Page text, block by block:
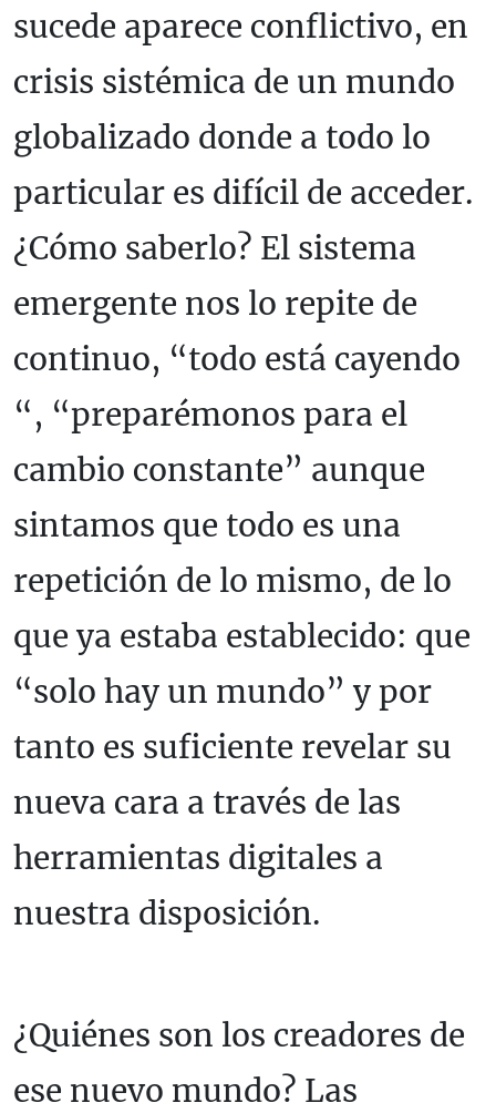
sucede aparece conflictivo, en
crisis sistémica de un mundo
globalizado donde a todo lo
particular es difícil de acceder.
¿Cómo saberlo? El sistema
emergente nos lo repite de
continuo, “todo está cayendo
“, “preparémonos para el
cambio constante” aunque
sintamos que todo es una
repetición de lo mismo, de lo
que ya estaba establecido: que
“solo hay un mundo” y por
tanto es suficiente revelar su
nueva cara a través de las
herramientas digitales a
nuestra disposición.
¿Quiénes son los creadores de
ese nuevo mundo? Las